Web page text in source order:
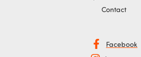
Contact
Facebook